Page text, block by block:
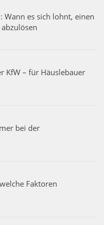
Wann es sich lohnt, einen
KfW – für Häuslebauer
bei der
Faktoren